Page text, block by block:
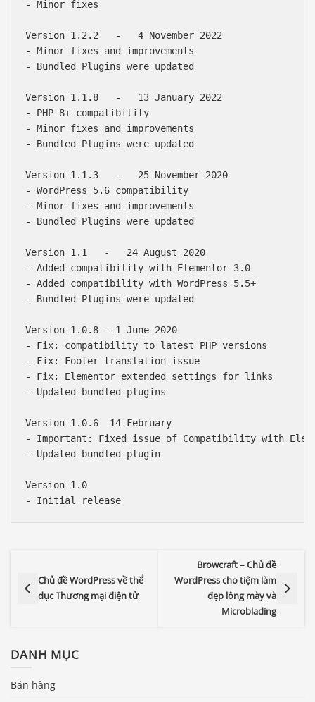
- Minor fixes
Version 1.2.2   -   4 November 2022
- Minor fixes and improvements
- Bundled Plugins were updated
Version 1.1.8   -   13 January 2022
- PHP 8+ compatibility
- Minor fixes and improvements
- Bundled Plugins were updated
Version 1.1.3   -   25 November 2020
- WordPress 5.6 compatibility
- Minor fixes and improvements
- Bundled Plugins were updated
Version 1.1   -   24 August 2020
- Added compatibility with Elementor 3.0
- Added compatibility with WordPress 5.5+
- Bundled Plugins were updated
Version 1.0.8 - 1 June 2020
- Fix: compatibility to latest PHP versions
- Fix: Footer translation issue
- Fix: Elementor extended settings for links
- Updated bundled plugins
Version 1.0.6  14 February
- Important: Fixed issue of Compatibility with
- Updated bundled plugin
Version 1.0
Chủ đề WordPress về thể
dục Thương mại điện tử
Browcraft – Chủ đề
WordPress cho tiệm làm
đẹp lông mày và
Microblading
DANH MỤC
Bán hàng